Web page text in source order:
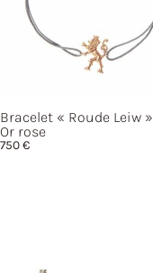
Bracelet « Roude Leiw »
Or rose
750€